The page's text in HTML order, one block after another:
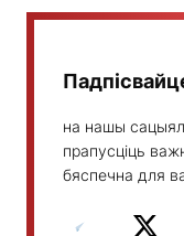
на нашы
прапусціць
бяспечна для